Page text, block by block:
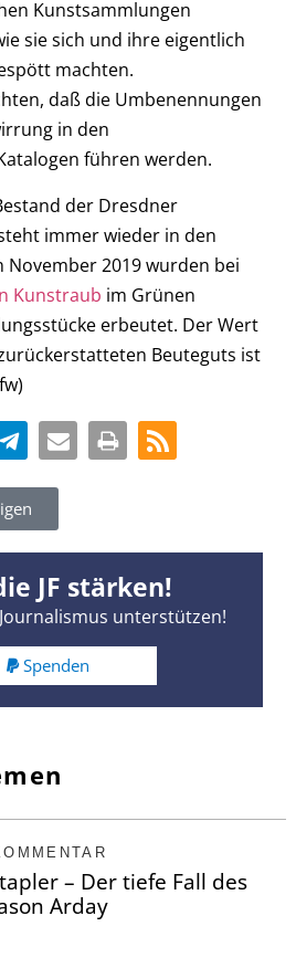
Kunstsammlungen
sie sich und ihre eigentlich
machten.
daß die Umbenennungen
in den
führen werden.
der Dresdner
immer wieder in den
November 2019 wurden bei
Kunstraub im Grünen
erbeutet. Der Wert
Beuteguts ist
JF stärken!
unterstützen!
Spenden
– Der tiefe Fall des
Arday